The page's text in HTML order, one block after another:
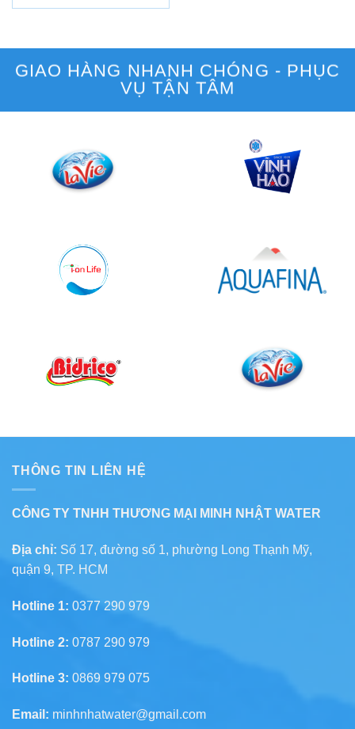
GIAO HÀNG NHANH CHÓNG - PHỤC
VỤ TẬN TÂM
THÔNG TIN LIÊN HỆ
CÔNG TY TNHH THƯƠNG MẠI MINH NHẬT WATER
Địa chỉ: Số 17, đường số 1, phường Long Thạnh Mỹ,
quận 9, TP. HCM
Hotline 1: 0377 290 979
Hotline 2: 0787 290 979
Hotline 3: 0869 979 075
Email: minhnhatwater@gmail.com